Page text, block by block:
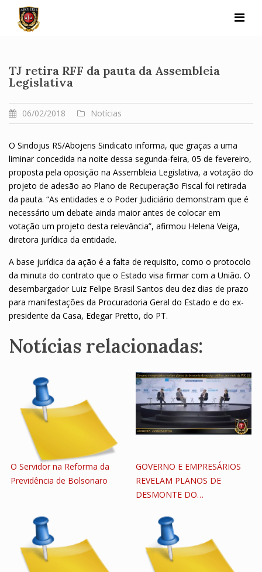
content
TJ retira RFF da pauta da Assembleia
Legislativa
06/02/2018 Notícias
O Sindojus RS/Abojeris Sindicato informa, que graças a uma
liminar concedida na noite dessa segunda-feira, 05 de fevereiro,
proposta pela oposição na Assembleia Legislativa, a votação do
projeto de adesão ao Plano de Recuperação Fiscal foi retirada
da pauta. “As entidades e o Poder Judiciário demonstram que é
necessário um debate ainda maior antes de colocar em
votação um projeto desta relevância”, afirmou Helena Veiga,
diretora jurídica da entidade.
A base jurídica da ação é a falta de requisito, como o protocolo
da minuta do contrato que o Estado visa firmar com a União. O
desembargador Luiz Felipe Brasil Santos deu dez dias de prazo
para manifestações da Procuradoria Geral do Estado e do ex-
presidente da Casa, Edegar Pretto, do PT.
Notícias relacionadas:
O Servidor na Reforma da
Previdência de Bolsonaro
GOVERNO E EMPRESÁRIOS
REVELAM PLANOS DE
DESMONTE DO…